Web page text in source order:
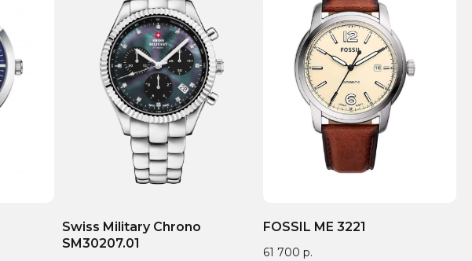
Swiss Military Chrono
SM30207.01
FOSSIL ME 3221
61 700 р.